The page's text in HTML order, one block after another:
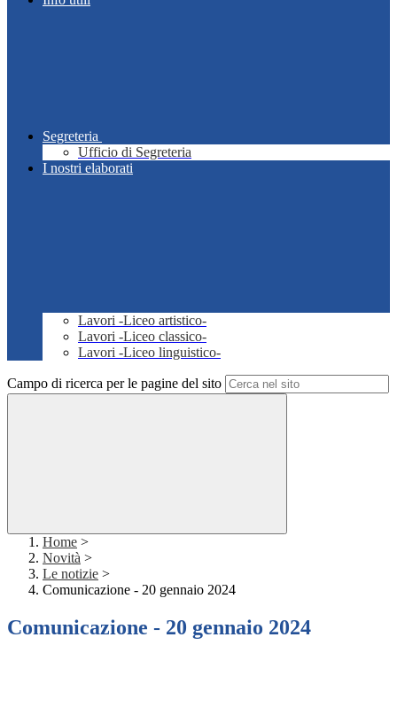
Segreteria
Ufficio di Segreteria
I nostri elaborati
Lavori -Liceo artistico-
Lavori -Liceo classico-
Lavori -Liceo linguistico-
Campo di ricerca per le pagine del sito
Home >
Novità >
Le notizie >
Comunicazione - 20 gennaio 2024
Comunicazione - 20 gennaio 2024